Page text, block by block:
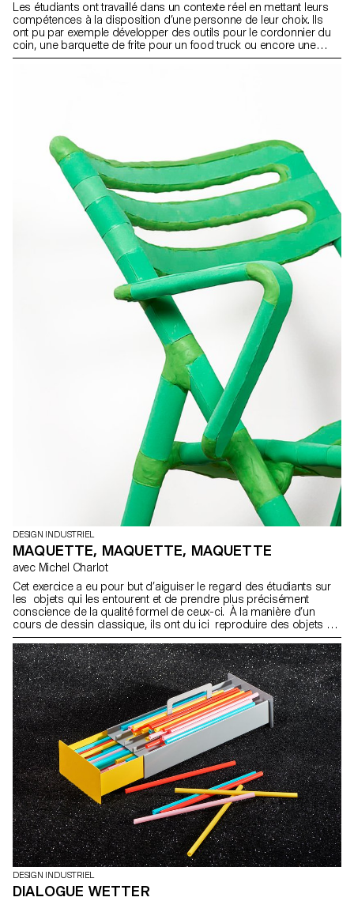
Les étudiants ont travaillé dans un contexte réel en mettant leurs
compétences à la disposition d’une personne de leur choix. Ils
ont pu par exemple développer des outils pour le cordonnier du
coin, une barquette de frite pour un food truck ou encore une
lampe pour un producteur maraicher.
DESIGN INDUSTRIEL
MAQUETTE, MAQUETTE, MAQUETTE
avec Michel Charlot
Cet exercice a eu pour but d’aiguiser le regard des étudiants sur
les objets qui les entourent et de prendre plus précisément
conscience de la qualité formel de ceux-ci. À la manière d’un
cours de dessin classique, ils ont du ici reproduire des objets en
3D échelle 1:1 le plus fidèlement et intelligemment possible à
travers des maquettes.
DESIGN INDUSTRIEL
DIALOGUE WETTER